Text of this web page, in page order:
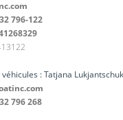
796-122
13122
: Tatjana Lukjantschuk
796 268